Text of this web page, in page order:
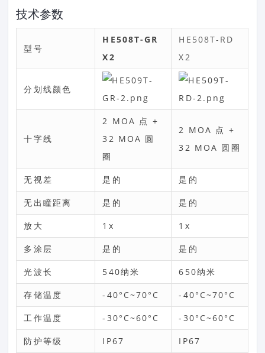
技术参数
型号
HE508T-GR
X2
HE508T-RD
X2
分划线颜色
十字线
2 MOA 点 +
32 MOA 圆
圈
2 MOA 点 +
32 MOA 圆圈
无视差 是的 是的
无出瞳距离 是的 是的
放大 1x 1x
多涂层 是的 是的
光波长 540纳米 650纳米
存储温度 -40°C~70°C -40°C~70°C
工作温度 -30°C~60°C -30°C~60°C
防护等级 IP67 IP67